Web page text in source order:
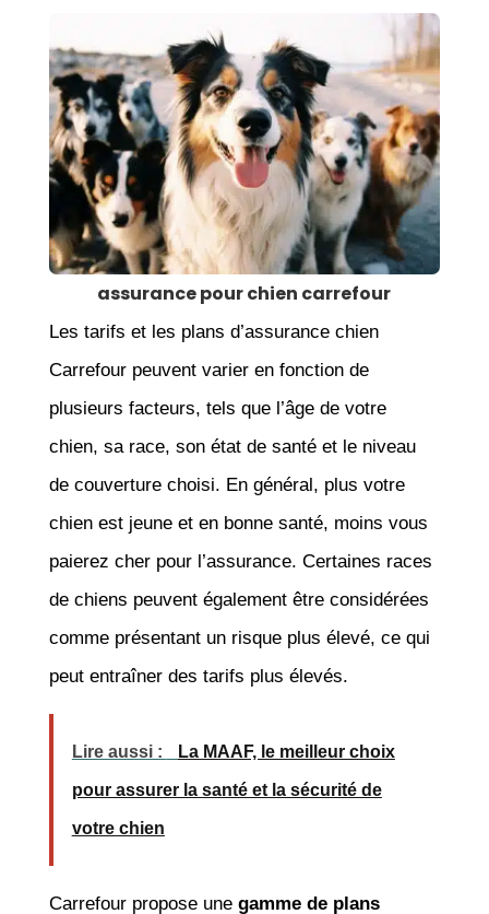
assurance pour chien carrefour
Les tarifs et les plans d’assurance chien
Carrefour peuvent varier en fonction de
plusieurs facteurs, tels que l’âge de votre
chien, sa race, son état de santé et le niveau
de couverture choisi. En général, plus votre
chien est jeune et en bonne santé, moins vous
paierez cher pour l’assurance. Certaines races
de chiens peuvent également être considérées
comme présentant un risque plus élevé, ce qui
peut entraîner des tarifs plus élevés.
Lire aussi : La MAAF, le meilleur choix
pour assurer la santé et la sécurité de
votre chien
Carrefour propose une gamme de plans